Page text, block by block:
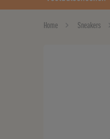
Home Sneakers